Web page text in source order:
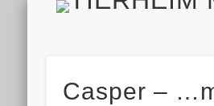
HOME
AKTUELL
ALLE TIERE
HELFEN
TIERHEIM &
VIELEN DANK!
IMPRESSUM &FINDEFIX
Casper –